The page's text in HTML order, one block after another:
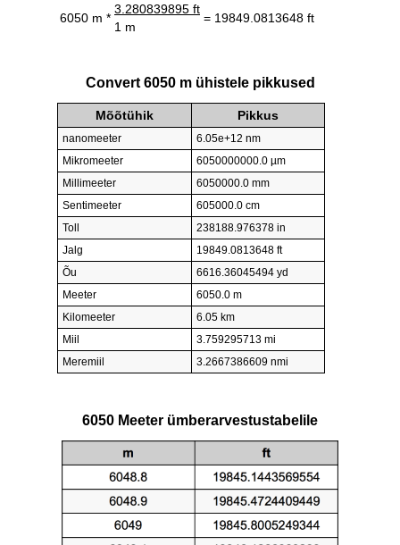
6050 m *
3.280839895 ft
= 19849.0813648 ft
1 m
Convert 6050 m ühistele pikkused
Mõõtühik Pikkus
nanomeeter
6.05e+12 nm
Mikromeeter
6050000000.0 µm
Millimeeter
6050000.0 mm
Sentimeeter
605000.0 cm
Toll
238188.976378 in
Jalg
19849.0813648 ft
Õu
6616.36045494 yd
Meeter
6050.0 m
Kilomeeter
6.05 km
Miil
3.759295713 mi
Meremiil
3.2667386609 nmi
6050 Meeter ümberarvestustabelile